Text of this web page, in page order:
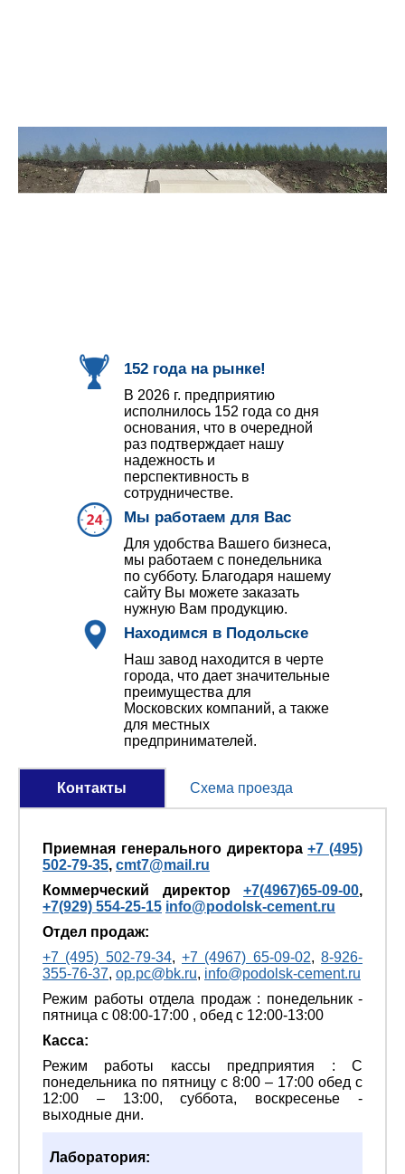
152 года на рынке!
В 2026 г. предприятию
исполнилось 152 года со дня
основания, что в очередной
раз подтверждает нашу
надежность и
перспективность в
сотрудничестве.
Мы работаем для Вас
Для удобства Вашего бизнеса,
мы работаем с понедельника
по субботу. Благодаря нашему
сайту Вы можете заказать
нужную Вам продукцию.
Находимся в Подольске
Наш завод находится в черте
города, что дает значительные
преимущества для
Московских компаний, а также
для местных
предпринимателей.
Контакты Схема проезда
Приемная генерального директора+7 (495)
502-79-35, cmt7@mail.ru
Коммерческий директор +7(4967)65-09-00,
+7(929) 554-25-15 info@podolsk-cement.ru
Отдел продаж:
+7 (495) 502-79-34,+7 (4967) 65-09-02,8-926-
355-76-37, op.pc@bk.ru, info@podolsk-cement.ru
Режим работы отдела продаж : понедельник -
пятница с 08:00-17:00 , обед с 12:00-13:00
Касса:
Режим работы кассы предприятия : С
понедельника по пятницу с 8:00 – 17:00 обед с
12:00 – 13:00, суббота, воскресенье -
выходные дни.
Лаборатория: